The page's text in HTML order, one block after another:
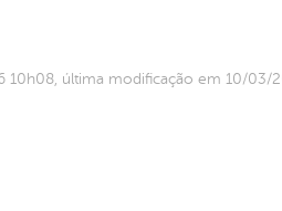
10h08, última modificação em 10/03/